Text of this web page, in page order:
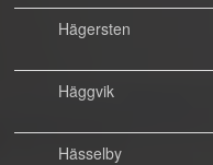
Hägersten
Häggvik
Hässelby